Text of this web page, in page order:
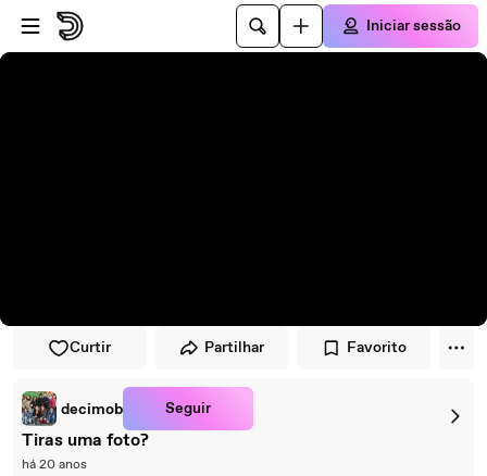
Avançar para o leitor
Avançar para o conteúdo principal
Iniciar sessão
Curtir Partilhar Favorito
decimob Seguir
Tiras uma foto?
há 20 anos